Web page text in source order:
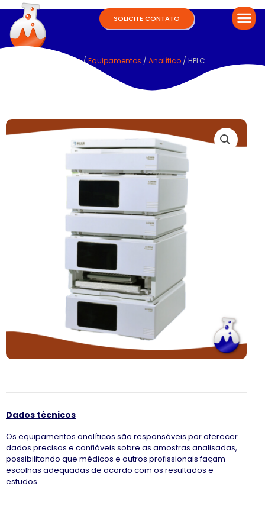
SOLICITE CONTATO
Home/Equipamentos / Analítico / HPLC
Dados técnicos
Os equipamentos analíticos são responsáveis por oferecer
dados precisos e confiáveis sobre as amostras analisadas,
possibilitando que médicos e outros profissionais façam
escolhas adequadas de acordo com os resultados e
estudos.